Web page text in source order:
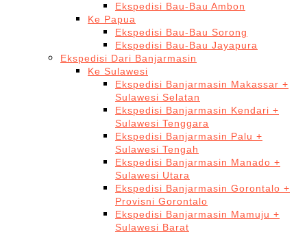
Ekspedisi Bau-Bau Ambon
Ke Papua
Ekspedisi Bau-Bau Sorong
Ekspedisi Bau-Bau Jayapura
Ekspedisi Dari Banjarmasin
Ke Sulawesi
Ekspedisi Banjarmasin Makassar +
Sulawesi Selatan
Ekspedisi Banjarmasin Kendari +
Sulawesi Tenggara
Ekspedisi Banjarmasin Palu +
Sulawesi Tengah
Ekspedisi Banjarmasin Manado +
Sulawesi Utara
Ekspedisi Banjarmasin Gorontalo +
Provisni Gorontalo
Ekspedisi Banjarmasin Mamuju +
Sulawesi Barat